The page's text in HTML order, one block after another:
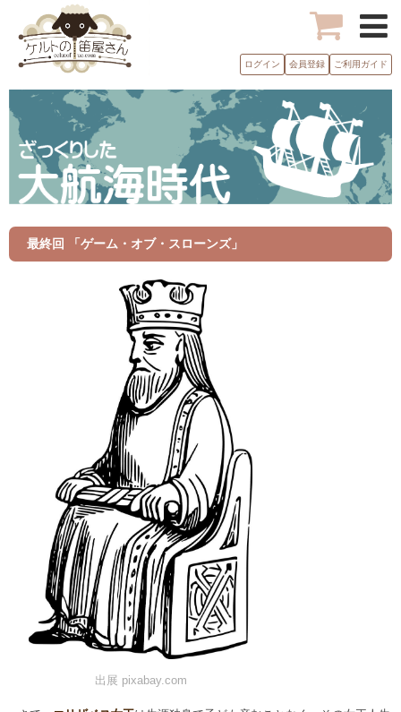
ログイン 会員登録 ご利用ガイド
最終回 「ゲーム・オブ・スローンズ」
出展 pixabay.com